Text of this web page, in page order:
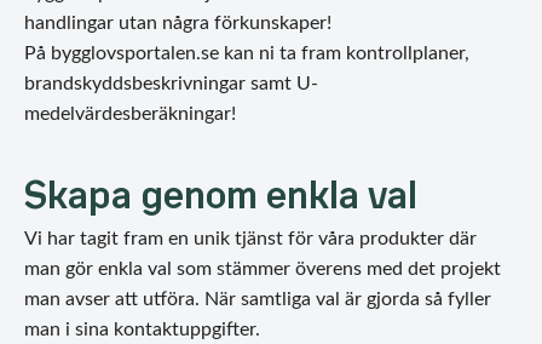
handlingar utan några förkunskaper!
På bygglovsportalen.se kan ni ta fram kontrollplaner,
brandskyddsbeskrivningar samt U-
medelvärdesberäkningar!
Skapa genom enkla val
Vi har tagit fram en unik tjänst för våra produkter där
man gör enkla val som stämmer överens med det projekt
man avser att utföra. När samtliga val är gjorda så fyller
man i sina kontaktuppgifter.